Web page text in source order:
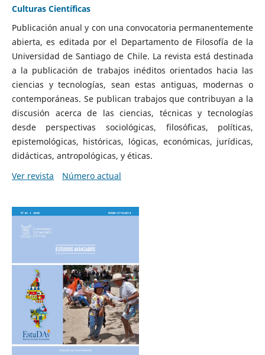
Culturas Científicas
Publicación anual y con una convocatoria permanentemente
abierta, es editada por el Departamento de Filosofía de la
Universidad de Santiago de Chile. La revista está destinada
a la publicación de trabajos inéditos orientados hacia las
ciencias y tecnologías, sean estas antiguas, modernas o
contemporáneas. Se publican trabajos que contribuyan a la
discusión acerca de las ciencias, técnicas y tecnologías
desde perspectivas sociológicas, filosóficas, políticas,
epistemológicas, históricas, lógicas, económicas, jurídicas,
didácticas, antropológicas, y éticas.
Ver revista
Número actual